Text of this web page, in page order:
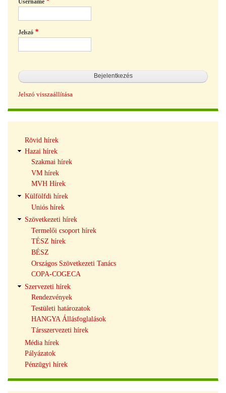
Jelszó
Jelszó visszaállítása
navigáció
Rövid hírek
Hazai hírek
Szakmai hírek
VM hírek
MVH Hírek
Külfölfdi hírek
Uniós hírek
Szövetkezeti hírek
Termelői csoport hírek
TÉSZ hírek
BÉSZ
Országos Szövetkezeti Tanács
COPA-COGECA
Szervezeti hírek
Rendezvények
Testületi határozatok
HANGYA Állásfoglalások
Társszervezeti hírek
Média hírek
Pályázatok
Pénzügyi hírek